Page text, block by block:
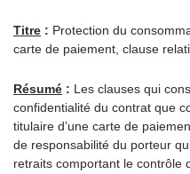
Titre : Protection du
carte de paiement, clause
Résumé : Les clauses qui
confidentialité du contrat que
titulaire d’une carte de
de responsabilité du porteur
retraits comportant le contrôle